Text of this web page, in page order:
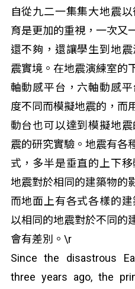
自從九二一集集大地震
育是更加的重視，一次又
還不夠，還讓學生到地
震實境。在地震演練室的
軸動感平台，六軸動感
度不同而模擬地震的，而
動台也可以達到模擬地
震的研究實驗。地震有各
式，多半是垂直的上下
地震對於相同的建築物的
而地面上有各式各樣的
以相同的地震對於不同的
會有差別。\r
Since the disastrous
three years ago, the